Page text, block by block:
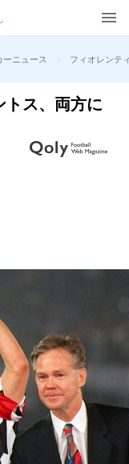
ーニュース > フィオレンテ
トス、両方に